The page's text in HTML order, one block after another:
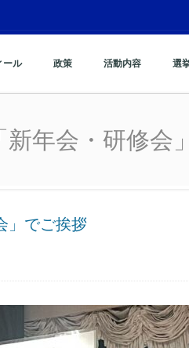
ール 政策 活動内容 選
年会・研修会
」でご挨拶